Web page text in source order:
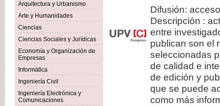
Arquitectura y Urbanismo
Arte y Humanidades
Ciencias
Ciencias Sociales y Jurídicas
Economía y Organización de
Empresas
Informática
Ingeniería Civil
Ingeniería Electrónica y
Comunicaciones
Difusión:
Descripción :
entre
publican son el
seleccionadas
de calidad e
de edición y
que se puede
como más